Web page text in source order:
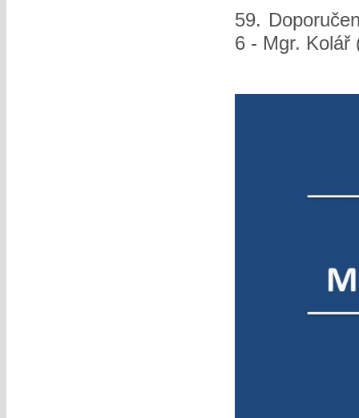
59.
6 - Mgr.